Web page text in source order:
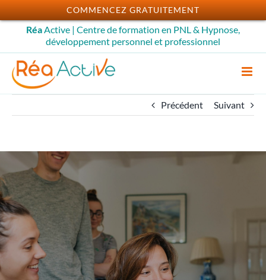
Passer
au
contenu
RéaActive | Centre de formation en PNL & Hypnose,
développement personnel et professionnel
Précédent Suivant
COMMENCEZ GRATUITEMENT